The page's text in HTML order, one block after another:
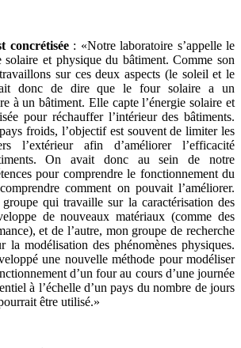
concrétisée: «Notre laboratoire s’appelle le
solaire et physique du bâtiment. Comme son
sur ces deux aspects (le soleil et le
donc de dire que le four solaire a un
à un bâtiment. Elle capte l’énergie solaire et
pour réchauffer l’intérieur des bâtiments.
froids, l’objectif est souvent de limiter les
l’extérieur afin d’améliorer l’efficacité
On avait donc au sein de notre
pour comprendre le fonctionnement du
comment on pouvait l’améliorer.
qui travaille sur la caractérisation des
de nouveaux matériaux (comme des
et de l’autre, mon groupe de recherche
la modélisation des phénomènes physiques.
une nouvelle méthode pour modéliser
d’un four au cours d’une journée
à l’échelle d’un pays du nombre de jours
être utilisé.»